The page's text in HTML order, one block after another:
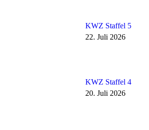
KWZ Staffel 5
22. Juli 2026
KWZ Staffel 4
20. Juli 2026